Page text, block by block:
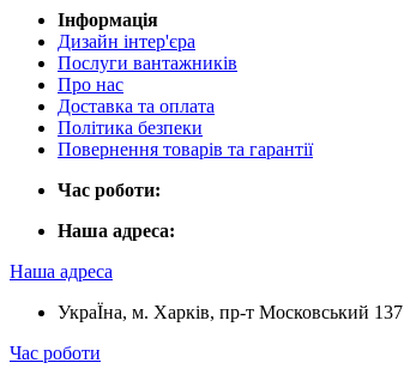
Інформація
Дизайн інтер'єра
Послуги вантажників
Про нас
Доставка та оплата
Політика безпеки
Повернення товарів та гарантії
Час роботи:
Наша адреса:
Наша адреса
УкраЇна, м. Харків, пр-т Московський 137
Час роботи